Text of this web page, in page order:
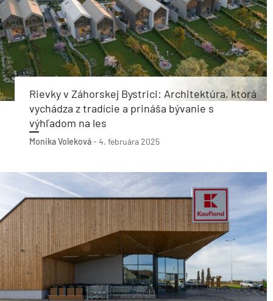
Rievky v Záhorskej Bystrici: Architektúra, ktorá
vychádza z tradície a prináša bývanie s
výhľadom na les
Monika Voleková- 4. februára 2025